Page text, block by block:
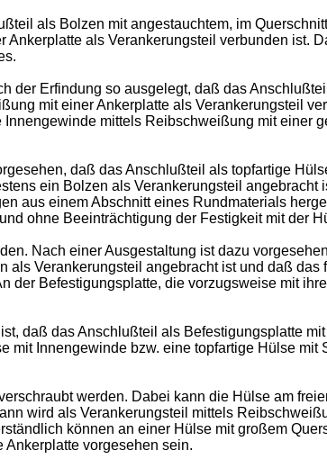
als Bolzen mit angestauchtem, im
als Verankerungsteil verbunden ist.
der Erfindung so ausgelegt, daß das
mit einer Ankerplatte als Verankerungsteil
mittels Reibschweißung mit einer
daß das Anschlußteil als topfartige
ein Bolzen als Verankerungsteil angebracht
aus einem Abschnitt eines Rundmaterials
ohne Beeinträchtigung der Festigkeit mit der
Nach einer Ausgestaltung ist dazu
Verankerungsteil angebracht ist und daß das
der Befestigungsplatte, die vorzugsweise mit
daß das Anschlußteil als Befestigungsplatte
Innengewinde bzw. eine topfartige Hülse mit
werden. Dabei kann die Hülse am
wird als Verankerungsteil mittels
können an einer Hülse mit großem
vorgesehen sein.